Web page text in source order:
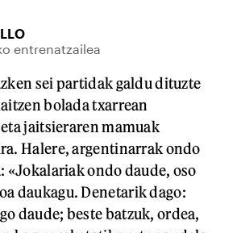
entrenatzailea
sei partidak galdu dituzte
bolada txarrean
jaitsieraren mamuak
Halere, argentinarrak ondo
«Jokalariak ondo daude, oso
daukagu. Denetarik dago:
daude; beste batzuk, ordea,